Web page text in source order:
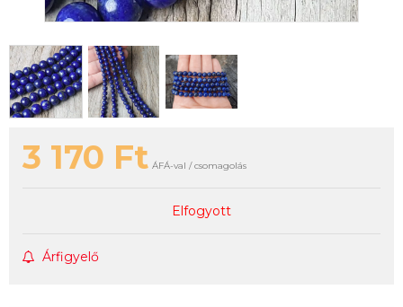
3 170 Ft ÁFÁ-val / csomagolás
Elfogyott
Árfigyelő